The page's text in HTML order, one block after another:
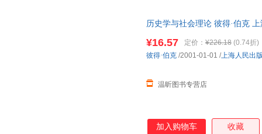
历史学与社会理论 彼得·伯克
¥16.57 定价： ¥226.18 (0.74折)
温昕图书专营店
彼得·伯克 /2001-01-01 /上海人民出
加入购物车 收藏